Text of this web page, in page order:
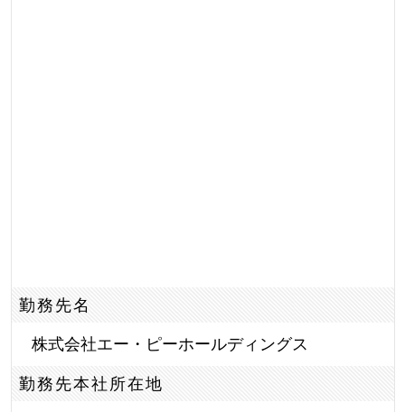
勤務先名
株式会社エー・ピーホールディングス
勤務先本社所在地